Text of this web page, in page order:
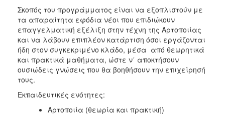
Σκοπός του προγράμματος είναι να εξοπλιστούν με
τα απαραίτητα εφόδια νέοι που επιδιώκουν
επαγγελματική εξέλιξη στην τέχνη της Αρτοποιίας
και να λάβουν επιπλέον κατάρτιση όσοι εργάζονται
ήδη στον συγκεκριμένο κλάδο, μέσα από θεωρητικά
και πρακτικά μαθήματα, ώστε ν΄ αποκτήσουν
ουσιώδεις γνώσεις που θα βοηθήσουν την επιχείρησή
τους.
Εκπαιδευτικές ενότητες:
Αρτοποιία (θεωρία και πρακτική)